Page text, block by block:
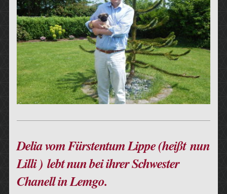
Delia vom Fürstentum Lippe (heißt nun
Lilli ) lebt nun bei ihrer Schwester
Chanell in Lemgo.